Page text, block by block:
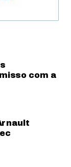
com a